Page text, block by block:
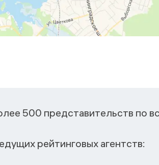
500 представительств по
рейтинговых агентств: